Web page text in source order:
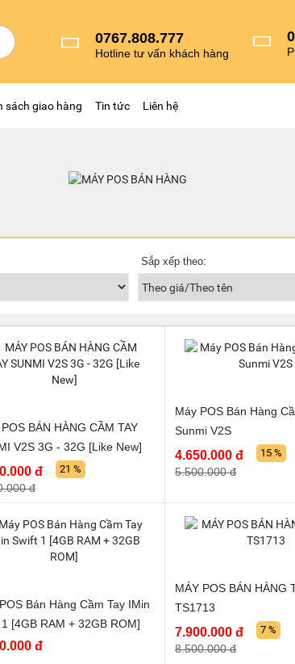
0767.808.777
Hotline tư vấn khách hàng
sách giao hàng Tin tức Liên hệ
Sắp xếp theo:
BÁN HÀNG CẦM TAY
V2S 3G - 32G [Like New]
đ
đ
21 %
Máy POS Bán Hàng
Sunmi V2S
4.650.000 đ
5.500.000 đ
15 %
Bán Hàng Cầm Tay IMin
[4GB RAM + 32GB ROM]
đ
MÁY POS BÁN HÀNG
TS1713
7.900.000 đ
8.500.000 đ
7 %